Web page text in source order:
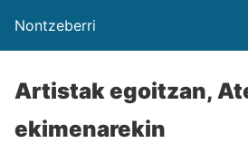
Nontzeberri
Artistak egoitzan,
ekimenarekin